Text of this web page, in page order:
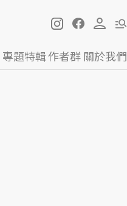
專題特輯作者群關於我們